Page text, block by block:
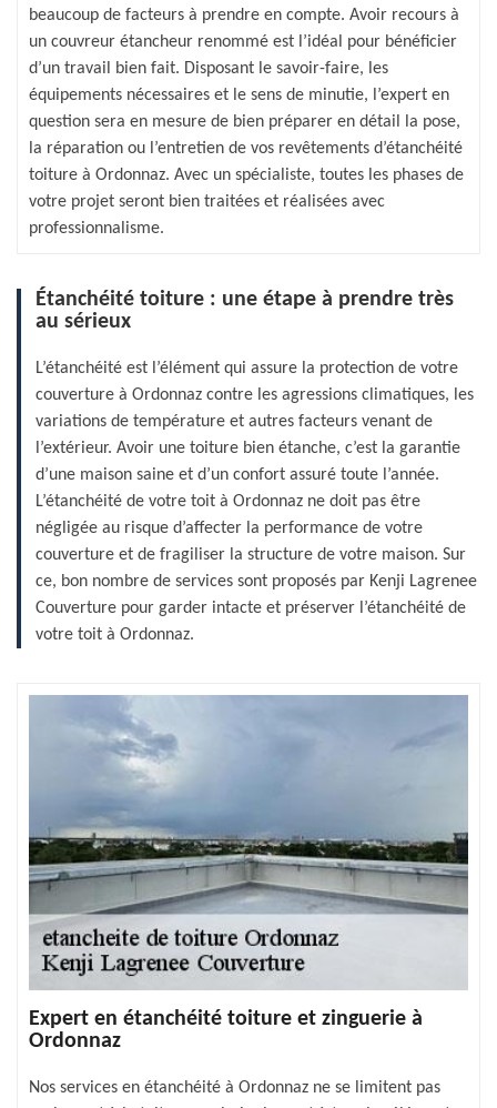
beaucoup de facteurs à prendre en compte. Avoir recours à
un couvreur étancheur renommé est l’idéal pour bénéficier
d’un travail bien fait. Disposant le savoir-faire, les
équipements nécessaires et le sens de minutie, l’expert en
question sera en mesure de bien préparer en détail la pose,
la réparation ou l’entretien de vos revêtements d’étanchéité
toiture à Ordonnaz. Avec un spécialiste, toutes les phases de
votre projet seront bien traitées et réalisées avec
professionnalisme.
Étanchéité toiture : une étape à prendre très
au sérieux
L’étanchéité est l’élément qui assure la protection de votre
couverture à Ordonnaz contre les agressions climatiques, les
variations de température et autres facteurs venant de
l’extérieur. Avoir une toiture bien étanche, c’est la garantie
d’une maison saine et d’un confort assuré toute l’année.
L’étanchéité de votre toit à Ordonnaz ne doit pas être
négligée au risque d’affecter la performance de votre
couverture et de fragiliser la structure de votre maison. Sur
ce, bon nombre de services sont proposés par Kenji Lagrenee
Couverture pour garder intacte et préserver l’étanchéité de
votre toit à Ordonnaz.
Expert en étanchéité toiture et zinguerie à
Ordonnaz
Nos services en étanchéité à Ordonnaz ne se limitent pas